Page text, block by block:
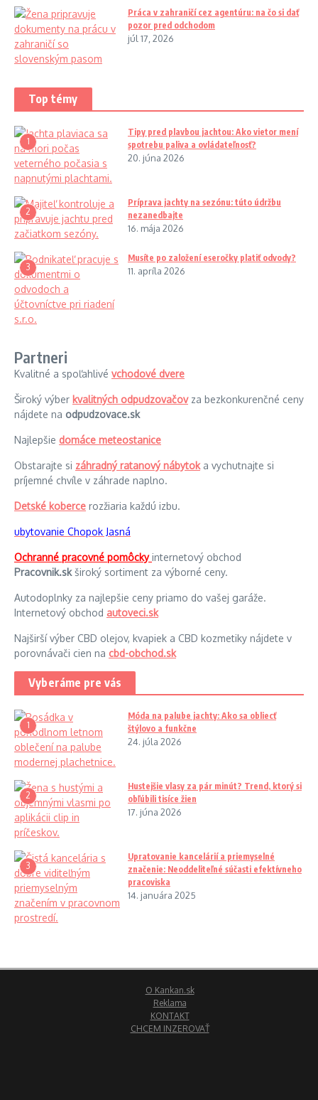
Práca v zahraničí cez agentúru: na čo si dať
pozor pred odchodom
júl 17, 2026
Top témy
1
Tipy pred plavbou jachtou: Ako vietor mení
spotrebu paliva a ovládateľnosť?
20. júna 2026
2
Príprava jachty na sezónu: túto údržbu
nezanedbajte
16. mája 2026
3
Musíte po založení eseročky platiť odvody?
11. apríla 2026
Partneri
Kvalitné a spoľahlivé vchodové dvere
Široký výber kvalitných odpudzovačovza bezkonkurenčné ceny
nájdete na odpudzovace.sk
Najlepšie domáce meteostanice
Obstarajte si záhradný ratanový nábytoka vychutnajte si
príjemné chvíle v záhrade naplno.
Detské koberce rozžiaria každú izbu.
ubytovanie Chopok Jasná
Ochranné pracovné pomôckyinternetový obchod
Pracovnik.skširoký sortiment za výborné ceny.
Autodoplnky za najlepšie ceny priamo do vašej garáže.
Internetový obchod autoveci.sk
Najširší výber CBD olejov, kvapiek a CBD kozmetiky nájdete v
porovnávači cien na cbd-obchod.sk
Vyberáme pre vás
1
Móda na palube jachty: Ako sa obliecť
štýlovo a funkčne
24. júla 2026
2
Hustejšie vlasy za pár minút? Trend, ktorý si
obľúbili tisíce žien
17. júna 2026
3
Upratovanie kancelárií a priemyselné
značenie: Neoddeliteľné súčasti efektívneho
pracoviska
14. januára 2025
O Kankan.sk
Reklama
KONTAKT
CHCEM INZEROVAŤ